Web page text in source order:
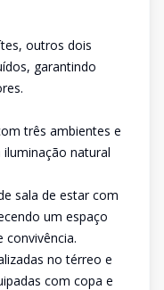
outros dois
garantindo
três ambientes e
natural
sala de estar com
um espaço
no térreo e
com copa e